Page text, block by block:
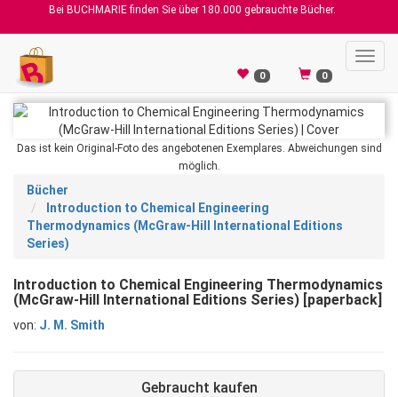
Bei BUCHMARIE finden Sie über 180.000 gebrauchte Bücher.
0 0
Das ist kein Original-Foto des angebotenen Exemplares. Abweichungen sind
möglich.
Bücher
Introduction to Chemical Engineering
Thermodynamics (McGraw-Hill International Editions
Series)
Introduction to Chemical Engineering Thermodynamics
(McGraw-Hill International Editions Series) [paperback]
von: J. M. Smith
Gebraucht kaufen